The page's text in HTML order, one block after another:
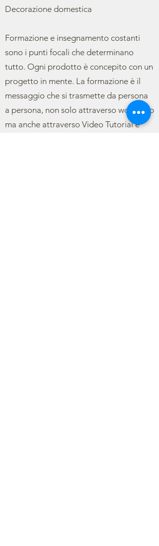
Decorazione domestica
Formazione e insegnamento costanti
sono i punti focali che determinano
tutto. Ogni prodotto è concepito con un
progetto in mente. La formazione è il
messaggio che si trasmette da persona
a persona, non solo attraverso workshop
ma anche attraverso Video Tutorial e